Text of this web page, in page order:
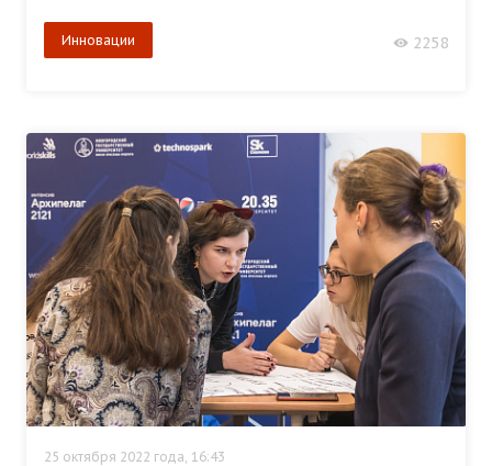
Инновации 2258
25 октября 2022 года, 16:43